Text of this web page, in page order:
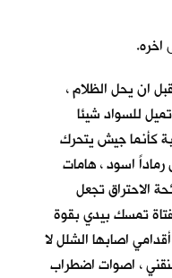
ان يحل الظلام ،
للسواد شيئا
كأنما جيش يتحرك
اسود ، هامات
الاحتراق تجعل
تمسك بيدي بقوة
اصابها الشلل لا
، اصوات اضطراب